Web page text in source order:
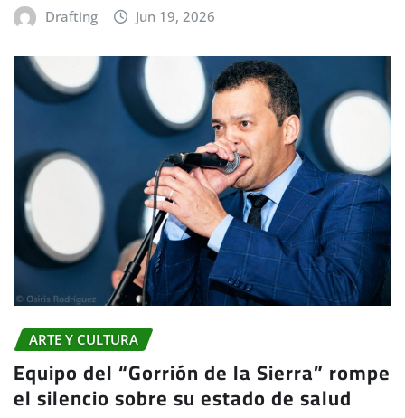
Drafting Jun 19, 2026
ARTE Y CULTURA
Equipo del “Gorrión de la Sierra” rompe
el silencio sobre su estado de salud